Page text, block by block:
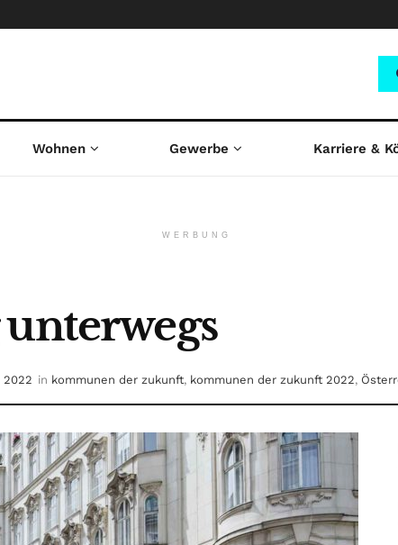
Wohnen Gewerbe Karriere &
WERBUNG
2022 in kommunen der zukunft, kommunen der zukunft 2022,